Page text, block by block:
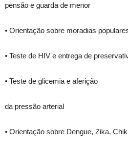
pensão e guarda de menor
• Orientação sobre moradias
• Teste de HIV e entrega de
• Teste de glicemia e aferição
da pressão arterial
• Orientação sobre Dengue, Zika,